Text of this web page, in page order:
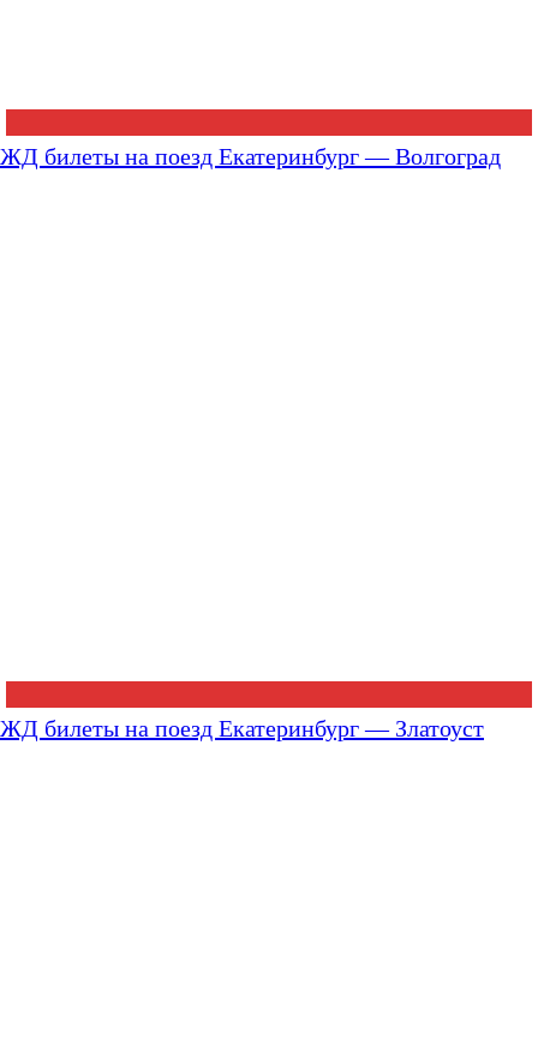
ЖД билеты на поезд Екатеринбург — Волгоград
ЖД билеты на поезд Екатеринбург — Златоуст